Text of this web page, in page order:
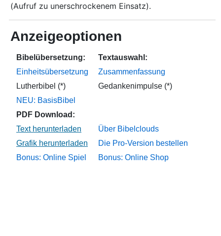
(Aufruf zu unerschrockenem Einsatz).
Anzeigeoptionen
Bibelübersetzung:
Textauswahl:
Einheitsübersetzung
Zusammenfassung
Lutherbibel (*)
Gedankenimpulse (*)
NEU: BasisBibel
PDF Download:
Über Bibelclouds
Die Pro-Version bestellen
Bonus: Online Spiel
Bonus: Online Shop